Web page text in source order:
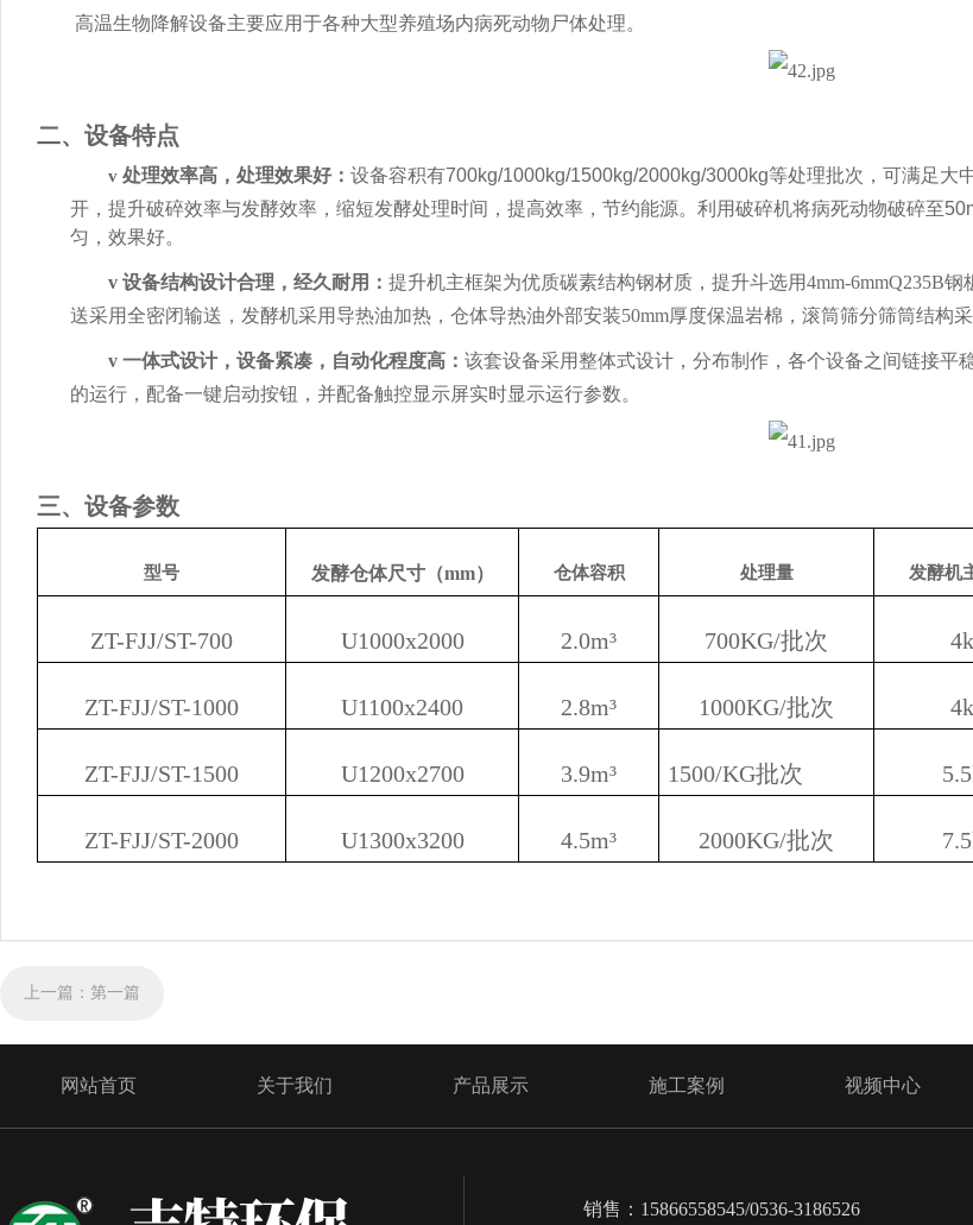
高温生物降解设备主要应用于各种大型养殖场内病死动物尸体处理。
二、设备特点
v 处理效率高，处理效果好： 设备容积有700kg/1000kg/1500kg/2000kg/3000kg等处理批次，可满足
开，提升破碎效率与发酵效率，缩短发酵处理时间，提高效率，节约能源。利用破碎机将病死动物破碎至
匀，效果好。
v 设备结构设计合理，经久耐用： 提升机主框架为优质碳素结构钢材质，提升斗选用4mm-6mmQ235B
送采用全密闭输送，发酵机采用导热油加热，仓体导热油外部安装50mm厚度保温岩棉，滚筒筛分筛筒结构采
v 一体式设计，设备紧凑， 自动化程度高： 该套设备采用整体式设计，分布制作，各个设备之间链接平
的运行，配备一键启动按钮，并配备触控显示屏实时显示运行参数。
三、设备参数
型号 发酵仓体尺寸（mm） 仓体容积 处理量 发酵机
ZT-FJJ/ST-700 U1000x2000 2.0m³ 700KG/批次
ZT-FJJ/ST-1000 U1100x2400 2.8m³ 1000KG/批次
ZT-FJJ/ST-1500 U1200x2700 3.9m³ 1500/KG批次
ZT-FJJ/ST-2000 U1300x3200 4.5m³ 2000KG/批次
上一篇： 第一篇
网站首页 关于我们 产品展示 施工案例 视频中心
销售：15866558545/0536-3186526